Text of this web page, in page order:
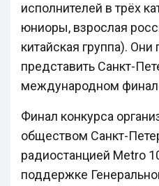
исполнителей в трёх
юниоры, взрослая
китайская группа).
представить Санкт-
международном
Финал конкурса
обществом Санкт-
радиостанцией Metro
поддержке